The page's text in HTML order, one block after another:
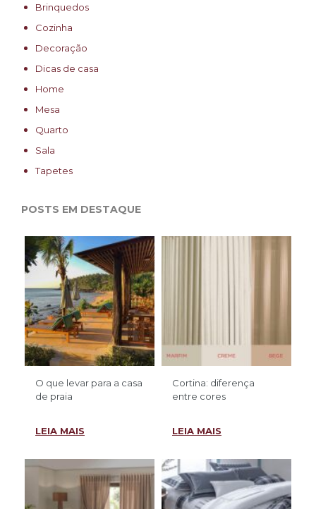
Brinquedos
Cozinha
Decoração
Dicas de casa
Home
Mesa
Quarto
Sala
Tapetes
POSTS EM DESTAQUE
O que levar para a casa
de praia
LEIA MAIS
Cortina: diferença
entre cores
LEIA MAIS